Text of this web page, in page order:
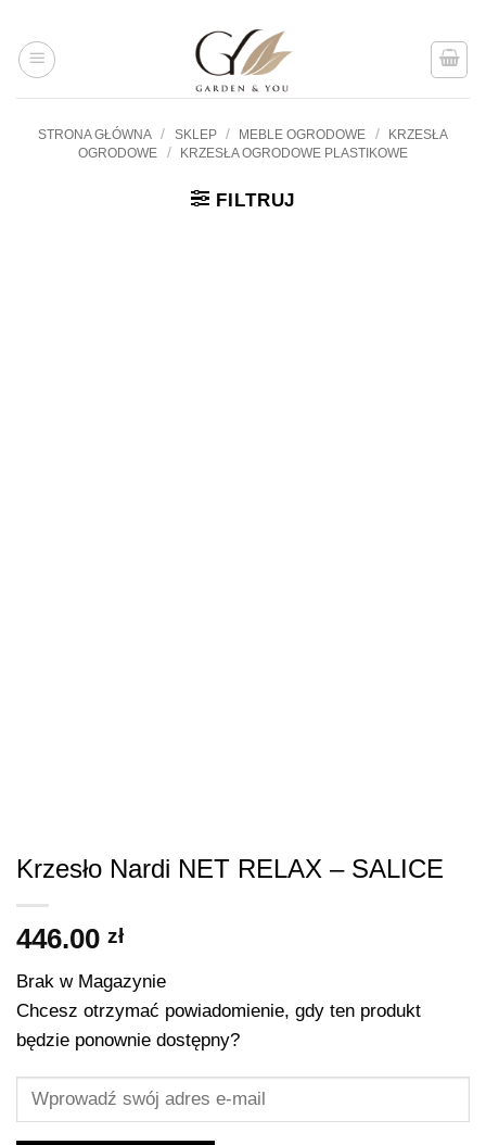
treści
STRONA GŁÓWNA / SKLEP / MEBLE OGRODOWE /
KRZESŁA
OGRODOWE
/ KRZESŁA OGRODOWE PLASTIKOWE
FILTRUJ
Krzesło Nardi NET RELAX – SALICE
446.00 zł
Brak w Magazynie
Chcesz otrzymać powiadomienie, gdy ten produkt
będzie ponownie dostępny?